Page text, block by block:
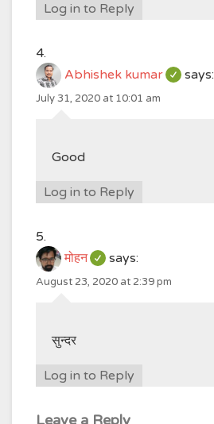
Log in to Reply
Abhishek kumar says:
July 31, 2020 at 10:01 am
Good
Log in to Reply
मोहन says:
August 23, 2020 at 2:39 pm
सुन्दर
Log in to Reply
Leave a Reply